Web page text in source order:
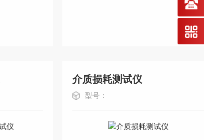
介质损耗测试仪
型号：